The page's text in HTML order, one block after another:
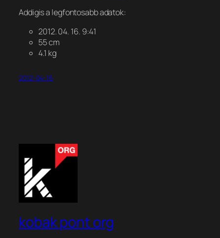
Addigis a legfontosabb adatok:
2012. 04. 16. 9:41
55 cm
4.1 kg
2012-04-16
kobak pont org